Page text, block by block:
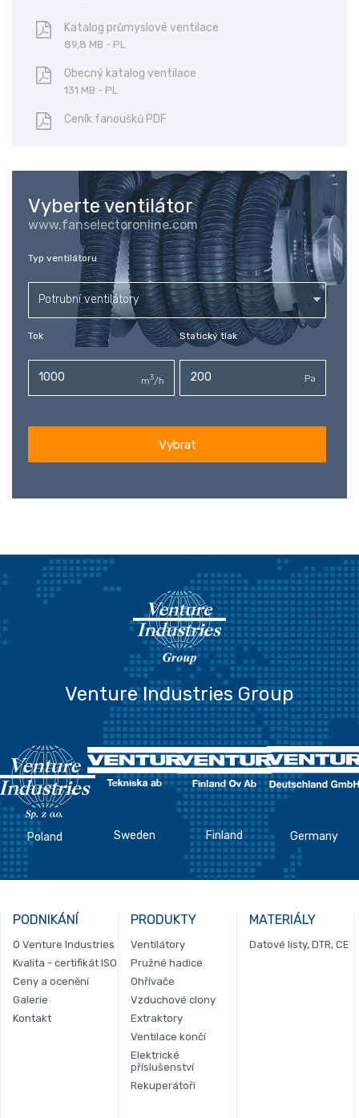
Katalog průmyslové ventilace
89,8 MB - PL
Obecný katalog ventilace
131 MB - PL
Ceník fanoušků PDF
Vyberte ventilátor
www.fanselectoronline.com
Typ ventilátoru
Potrubní ventilátory
Tok
m3/h
Statický tlak
Pa
Vybrat
Venture Industries Group
Poland Sweden Finland Germany
PODNIKÁNÍ
O Venture Industries
Kvalita - certifikát ISO
Ceny a ocenění
Galerie
Kontakt
PRODUKTY
Ventilátory
Pružné hadice
Ohřívače
Vzduchové clony
Extraktory
Ventilace končí
Elektrické
příslušenství
Rekuperátoři
MATERIÁLY
Datové listy, DTR, CE